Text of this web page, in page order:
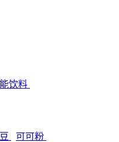
饮料
可可粉